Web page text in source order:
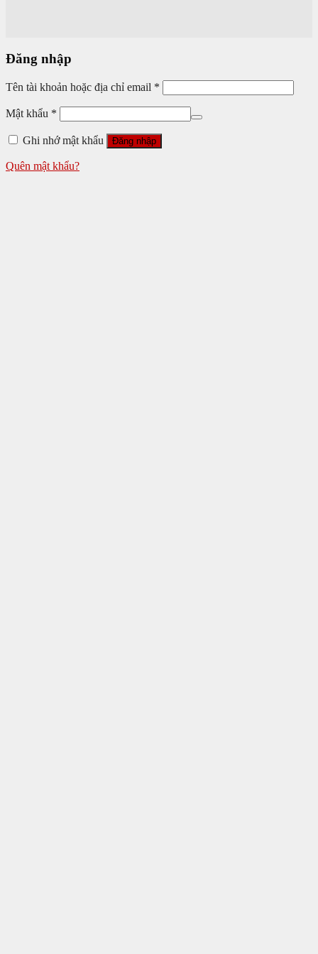
Đăng nhập
Tên tài khoản hoặc địa chỉ email *
Mật khẩu *
Ghi nhớ mật khẩu Đăng nhập
Quên mật khẩu?